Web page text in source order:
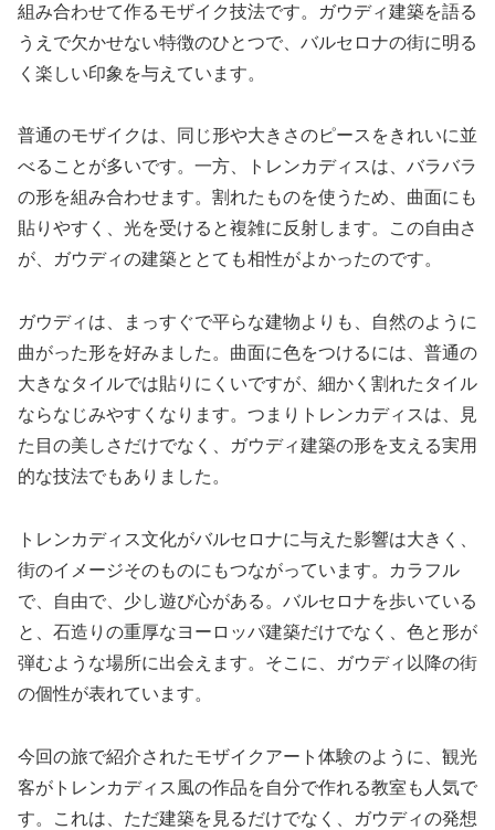
組み合わせて作るモザイク技法です。ガウディ建築を語る
うえで欠かせない特徴のひとつで、バルセロナの街に明る
く楽しい印象を与えています。
普通のモザイクは、同じ形や大きさのピースをきれいに並
べることが多いです。一方、トレンカディスは、バラバラ
の形を組み合わせます。割れたものを使うため、曲面にも
貼りやすく、光を受けると複雑に反射します。この自由さ
が、ガウディの建築ととても相性がよかったのです。
ガウディは、まっすぐで平らな建物よりも、自然のように
曲がった形を好みました。曲面に色をつけるには、普通の
大きなタイルでは貼りにくいですが、細かく割れたタイル
ならなじみやすくなります。つまりトレンカディスは、見
た目の美しさだけでなく、ガウディ建築の形を支える実用
的な技法でもありました。
トレンカディス文化がバルセロナに与えた影響は大きく、
街のイメージそのものにもつながっています。カラフル
で、自由で、少し遊び心がある。バルセロナを歩いている
と、石造りの重厚なヨーロッパ建築だけでなく、色と形が
弾むような場所に出会えます。そこに、ガウディ以降の街
の個性が表れています。
今回の旅で紹介されたモザイクアート体験のように、観光
客がトレンカディス風の作品を自分で作れる教室も人気で
す。これは、ただ建築を見るだけでなく、ガウディの発想